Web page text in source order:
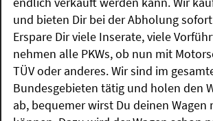
und bieten Dir bei der Abholung
Erspare Dir viele Inserate, viele
nehmen alle PKWs, ob nun mit
TÜV oder anderes. Wir sind im
Bundesgebieten tätig und holen den
ab, bequemer wirst Du deinen Wagen